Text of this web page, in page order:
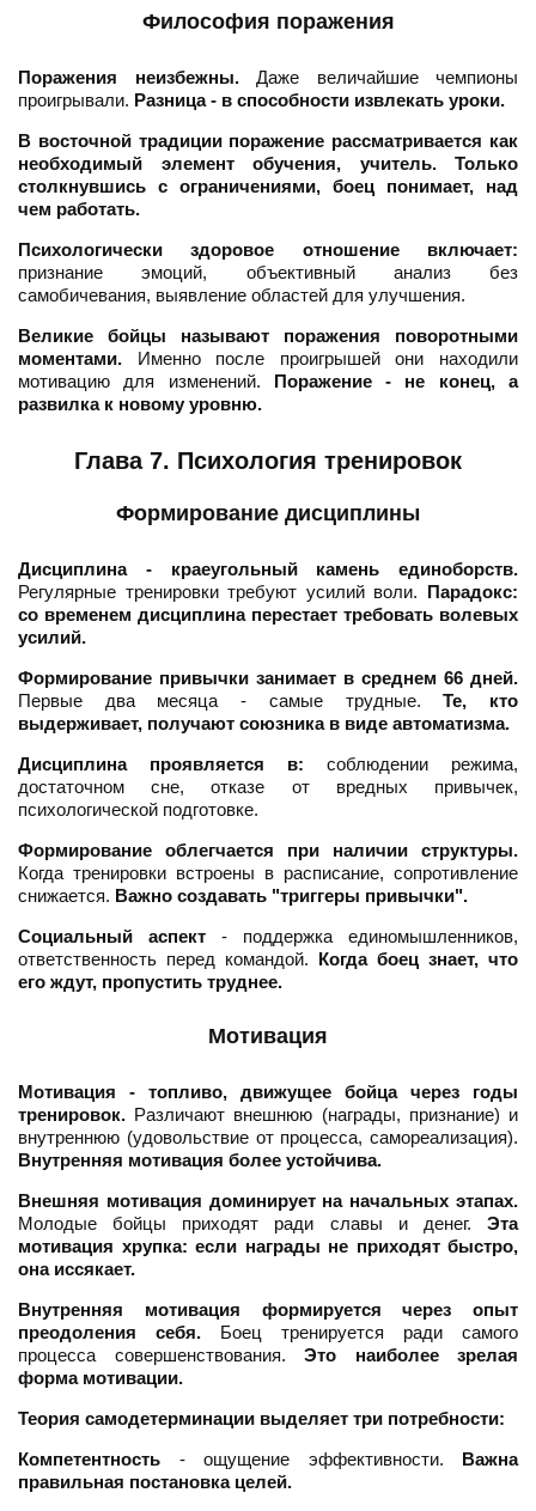
Философия поражения
Поражения неизбежны.Даже величайшие чемпионы
проигрывали. Разница - в способности извлекать уроки.
В восточной традиции поражение рассматривается как
необходимый элемент обучения, учитель.
Только
столкнувшись с ограничениями, боец понимает, над
чем работать.
Психологически здоровое отношение включает:
признание эмоций, объективный анализ без
самобичевания, выявление областей для улучшения.
Великие бойцы называют поражения поворотными
моментами. Именно после проигрышей они находили
мотивацию для изменений. Поражение - не конец, а
развилка к новому уровню.
Глава 7. Психология тренировок
Формирование дисциплины
Дисциплина - краеугольный камень единоборств.
Регулярные тренировки требуют усилий воли. Парадокс:
со временем дисциплина перестает требовать волевых
усилий.
Формирование привычки занимает в среднем 66 дней.
Первые два месяца - самые трудные.Те, кто
выдерживает, получают союзника в виде автоматизма.
Дисциплина проявляется в: соблюдении режима,
достаточном сне, отказе от вредных привычек,
психологической подготовке.
Формирование облегчается при наличии структуры.
Когда тренировки встроены в расписание, сопротивление
снижается. Важно создавать "триггеры привычки".
Социальный аспект - поддержка единомышленников,
ответственность перед командой. Когда боец знает, что
его ждут, пропустить труднее.
Мотивация
Мотивация - топливо, движущее бойца через годы
тренировок. Различают внешнюю (награды, признание) и
внутреннюю (удовольствие от процесса, самореализация).
Внутренняя мотивация более устойчива.
Внешняя мотивация доминирует на начальных этапах.
Молодые бойцы приходят ради славы и денег. Эта
мотивация хрупка: если награды не приходят быстро,
она иссякает.
Внутренняя мотивация формируется через опыт
преодоления себя. Боец тренируется ради самого
процесса совершенствования. Это наиболее зрелая
форма мотивации.
Теория самодетерминации выделяет три потребности:
Компетентность - ощущение эффективности. Важна
правильная постановка целей.